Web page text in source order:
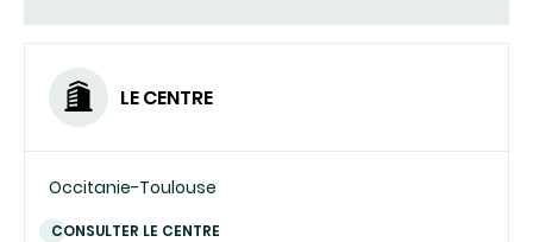
LE CENTRE
Occitanie-Toulouse
CONSULTER LE CENTRE